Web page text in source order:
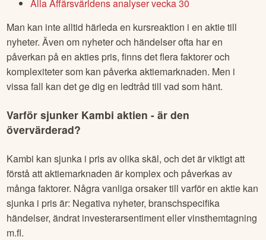
Alla Affärsvärldens analyser vecka 30
Man kan inte alltid härleda en kursreaktion i en aktie till
nyheter. Även om nyheter och händelser ofta har en
påverkan på en akties pris, finns det flera faktorer och
komplexiteter som kan påverka aktiemarknaden. Men i
vissa fall kan det ge dig en ledtråd till vad som hänt.
Varför sjunker Kambi aktien - är den
övervärderad?
Kambi kan sjunka i pris av olika skäl, och det är viktigt att
förstå att aktiemarknaden är komplex och påverkas av
många faktorer. Några vanliga orsaker till varför en aktie kan
sjunka i pris är: Negativa nyheter, branschspecifika
händelser, ändrat investerarsentiment eller vinsthemtagning
m.fl.